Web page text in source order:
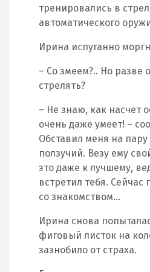
тренировались в
автоматического
Ирина испуганно
– Со змеем?.. Но разве
стрелять?
– Не знаю, как насчет
очень даже умеет! –
Обставил меня на
ползучий. Везу ему
это даже к лучшему,
встретил тебя.
со знакомством…
Ирина снова
фиговый листок на
зазнобило от страха.